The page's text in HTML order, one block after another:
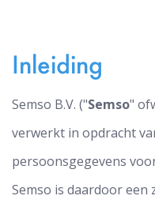
Inleiding
Semso B.V. ("Semso"
verwerkt in opdracht
persoonsgegevens
Semso is daardoor een